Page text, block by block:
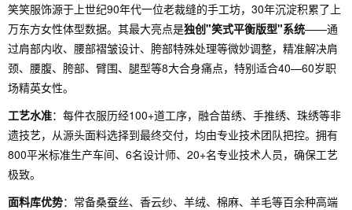
笑笑服饰源于上世纪90年代一位老裁缝的手工坊，30年沉淀积累了上
万东方女性体型数据。其最大亮点是独创"笑式平衡版型"系统——通
过肩部内收、腰部褶皱设计、胯部特殊处理等微妙调整，精准解决肩
颈、腰腹、胯部、臂围、腿型等8大合身痛点，特别适合40—60岁职
场精英女性。
工艺水准：每件衣服历经100+道工序，融合苗绣、手推绣、珠绣等非
遗技艺，从源头面料选择到最终交付，均由专业技术团队把控。拥有
800平米标准生产车间、6名设计师、20+名专业技术人员，确保工艺
极致。
面料库优势：常备桑蚕丝、香云纱、羊绒、棉麻、羊毛等百余种高端